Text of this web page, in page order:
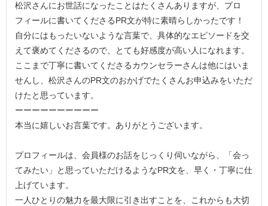
松沢さんにお世話になったことはたくさんありますが、プロ
フィールに書いてくださるPR文が特に素晴らしかったです！
自分にはもったいないような言葉で、具体的なエピソードを交
えて褒めてくださるので、とても好感度が高い人になれます。
ここまで丁寧に書いてくださるカウンセラーさんは他にはいま
せんし、松沢さんのPR文のおかげでたくさんお申込みをいただ
けたと思っています。
ーーーーーーーーーー
本当に嬉しいお言葉です。ありがとうございます。
プロフィールは、会員様のお話をじっくり伺いながら、「会っ
てみたい」と思っていただけるようなPR文を、早く・丁寧に仕
上げています。
一人ひとりの魅力を最大限に引き出すことを、これからも大切